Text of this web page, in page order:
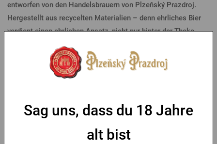
entworfen von den Handelsbrauern von Plzeňský Prazdroj.
Hergestellt aus recycelten Materialien – denn ehrliches Bier
verdient einen ehrlichen Ansatz, nicht nur hinter der Theke,
sondern auch bei dem, was du trägst.
Die Grafik auf dem Rücken zeigt die drei wichtigen Elemente
des richtigen Zapfens: sauberes, nasses, kaltes Glas, cremiger
Bequemer Schnitt, robustes Material und dezente Details
machen dieses Sweatshirt zum idealen Begleiter für die Arbeit,
Sag uns, dass du 18 Jahre
alt bist